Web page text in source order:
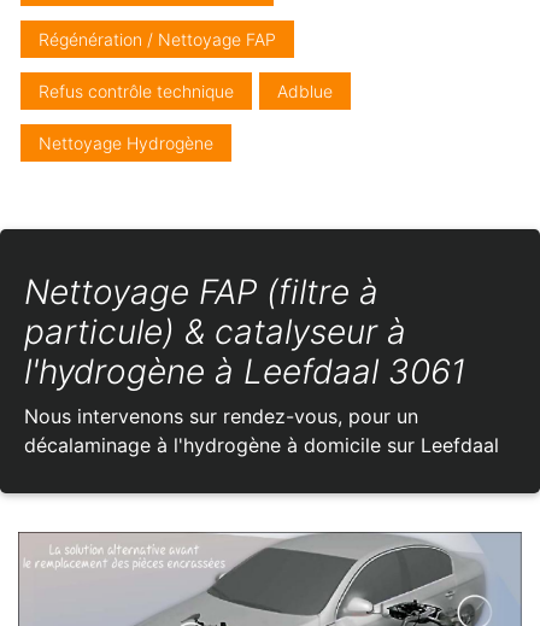
Régénération / Nettoyage FAP
Refus contrôle technique Adblue
Nettoyage Hydrogène
Nettoyage FAP (filtre à
particule) & catalyseur à
l'hydrogène à Leefdaal 3061
Nous intervenons sur rendez-vous, pour un
décalaminage à l'hydrogène à domicile sur Leefdaal